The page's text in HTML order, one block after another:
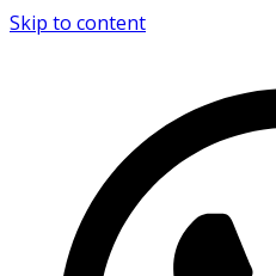
Skip to content